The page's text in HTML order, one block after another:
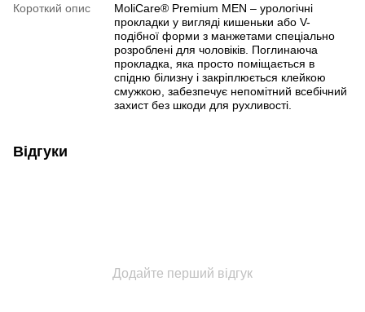
Короткий опис
MoliCare® Premium MEN – урологічні
прокладки у вигляді кишеньки або V-
подібної форми з манжетами спеціально
розроблені для чоловіків. Поглинаюча
прокладка, яка просто поміщається в
спідню білизну і закріплюється клейкою
смужкою, забезпечує непомітний всебічний
захист без шкоди для рухливості.
Відгуки
Додайте перший відгук